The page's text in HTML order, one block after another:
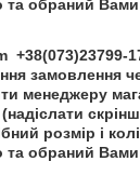
та обраний
+38(073)23799-
замовлення
менеджеру
розмір і
та обраний